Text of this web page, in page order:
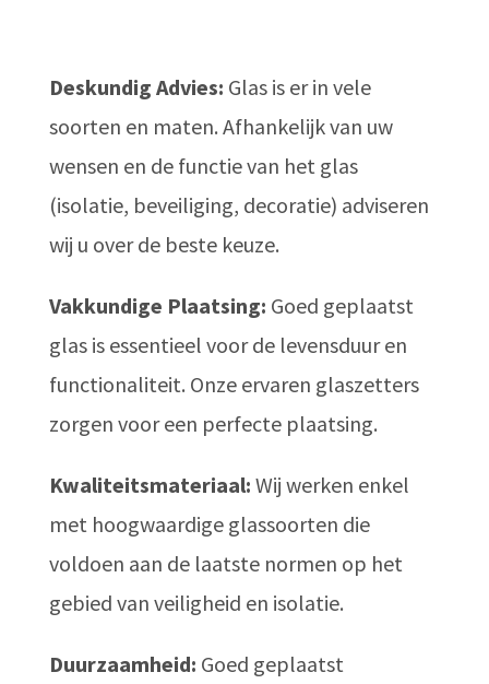
Deskundig Advies: Glas is er in vele
soorten en maten. Afhankelijk van uw
wensen en de functie van het glas
(isolatie, beveiliging, decoratie) adviseren
wij u over de beste keuze.
Vakkundige Plaatsing: Goed geplaatst
glas is essentieel voor de levensduur en
functionaliteit. Onze ervaren glaszetters
zorgen voor een perfecte plaatsing.
Kwaliteitsmateriaal: Wij werken enkel
met hoogwaardige glassoorten die
voldoen aan de laatste normen op het
gebied van veiligheid en isolatie.
Duurzaamheid: Goed geplaatst